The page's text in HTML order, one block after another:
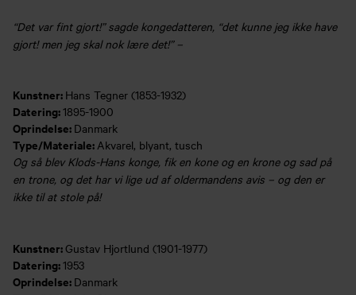
“Det var fint gjort!” sagde kongedatteren, “det kunne jeg ikke have
gjort! men jeg skal nok lære det!” –
Kunstner: Hans Tegner (1853-1932)
Datering:1895-1900
Oprindelse: Danmark
Type/Materiale:Akvarel, blyant, tusch
Og så blev Klods-Hans konge, fik en kone og en krone og sad på
en trone, og det har vi lige ud af oldermandens avis – og den er
ikke til at stole på!
Kunstner:Gustav Hjortlund (1901-1977)
Datering:1953
Oprindelse: Danmark